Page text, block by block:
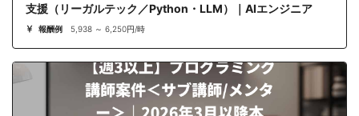
支援（リーガルテック／Python・LLM）｜AIエンジニア
報酬例 5,938 ～ 6,250円/時